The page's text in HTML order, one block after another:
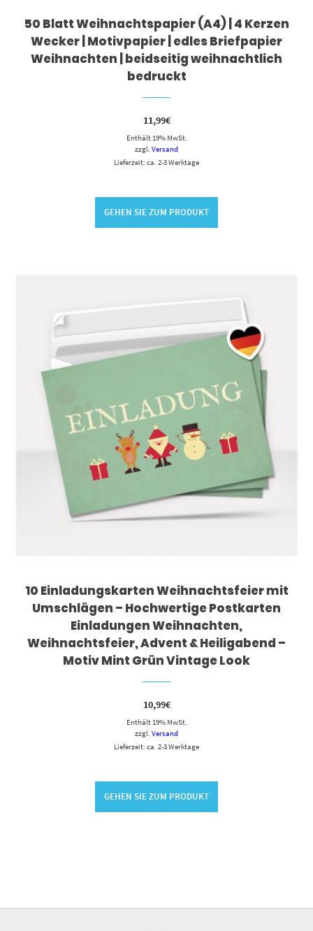
50 Blatt Weihnachtspapier (A4) | 4 Kerzen
Wecker | Motivpapier | edles Briefpapier
Weihnachten | beidseitig weihnachtlich
bedruckt
11,99€
Enthält 19% MwSt.
zzgl. Versand
Lieferzeit: ca. 2-3 Werktage
GEHEN SIE ZUM PRODUKT
10 Einladungskarten Weihnachtsfeier mit
Umschlägen – Hochwertige Postkarten
Einladungen Weihnachten,
Weihnachtsfeier, Advent & Heiligabend –
Motiv Mint Grün Vintage Look
10,99€
Enthält 19% MwSt.
zzgl. Versand
Lieferzeit: ca. 2-3 Werktage
GEHEN SIE ZUM PRODUKT